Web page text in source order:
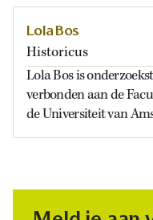
Lola Bos
Historicus
Lola Bos is
verbonden aan de
de Universiteit van